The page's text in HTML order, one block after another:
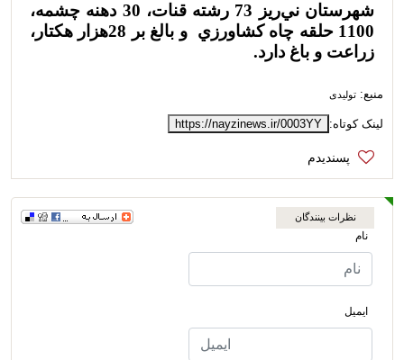
شهرستان ني‌ريز 73 رشته قنات، 30 دهنه چشمه،
1100 حلقه چاه كشاورزي
و بالغ بر 28هزار هکتار،
زراعت و باغ دارد.
منبع: تولیدی
لینک کوتاه: https://nayzinews.ir/0003YY
نظرات بینندگان
نام
ایمیل